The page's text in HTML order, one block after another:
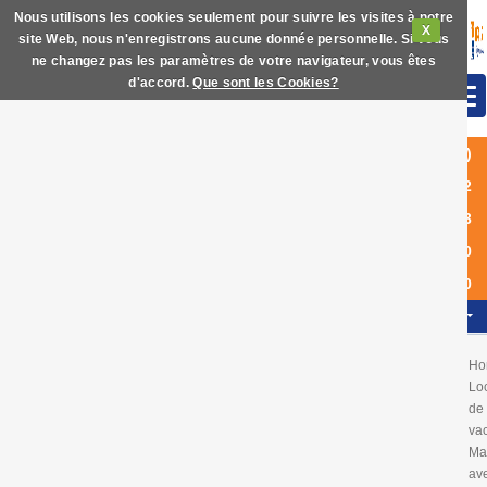
Nous utilisons les cookies seulement pour suivre les visites à notre
site Web, nous n'enregistrons aucune donnée personnelle. Si vous
ne changez pas les paramètres de votre navigateur, vous êtes
d'accord.
X
Que sont les Cookies?
(+34)
972
63
60
40
de